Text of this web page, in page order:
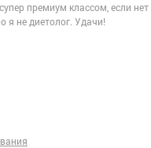
премиум классом, если нет
я не диетолог. Удачи!